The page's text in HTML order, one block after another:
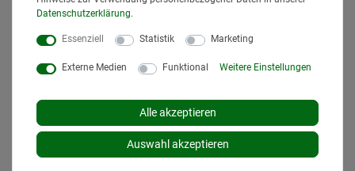
Breite 3.000mm
14.185,95 € *
Lieferzeit: bis zu 4 Wochen*
Versand
Euronorm Dreipunkt
TLH 180 Multi Breite
1.800mm
3.866,95 € *
Daten­schutz­erklärung.
Essenziell Statistik Marketing
Externe Medien Funktional Weitere Einstellungen
Alle akzeptieren
Auswahl akzeptieren